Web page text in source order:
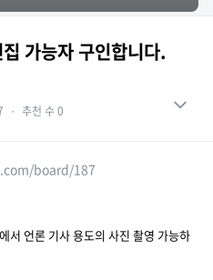
가능자 구인합니다.
・ 추천 수 0
board/187
서 언론 기사 용도의 사진 촬영 가능하